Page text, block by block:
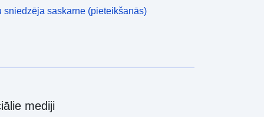
sniedzēja saskarne (pieteikšanās)
mediji